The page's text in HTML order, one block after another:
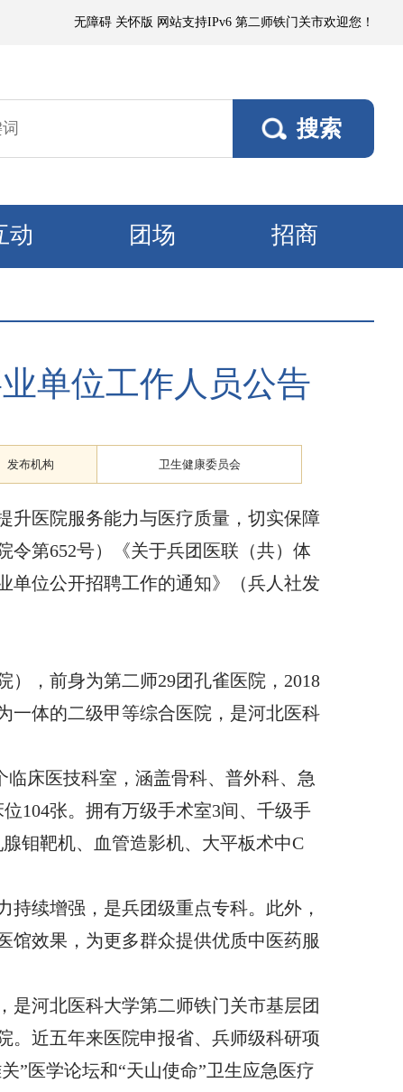
力3～4级、阵风5～6级；塔里木垦区、且若垦区有浮尘或短时扬
无障碍 关怀版 网站支持IPv6 第二师铁门关市欢迎您！
动 团场 招商
单位工作人员公告
发布机构 卫生健康委员会
升医院服务能力与医疗质量，切实保障
令第652号）《关于兵团医联（共）体
单位公开招聘工作的通知》（兵人社发
，前身为第二师29团孔雀医院，2018
一体的二级甲等综合医院，是河北医科
临床医技科室，涵盖骨科、普外科、急
104张。拥有万级手术室3间、千级手
钼靶机、血管造影机、大平板术中C
续增强，是兵团级重点专科。此外，
馆效果，为更多群众提供优质中医药服
是河北医科大学第二师铁门关市基层团
。近五年来医院申报省、兵师级科研项
”医学论坛和“天山使命”卫生应急医疗